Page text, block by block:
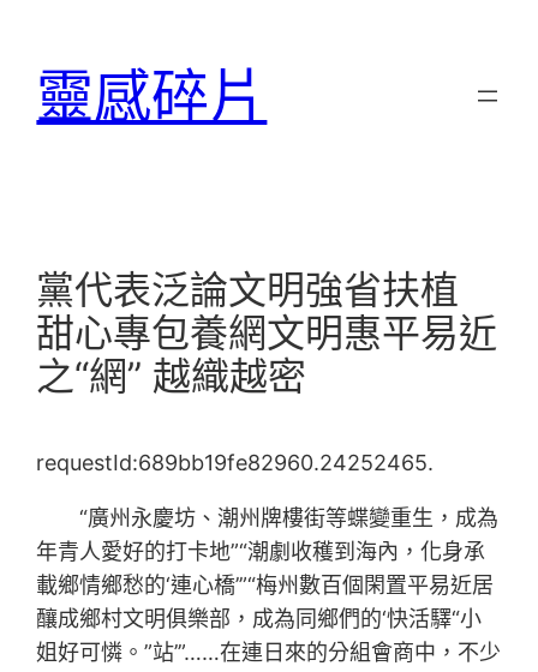
靈感碎片
黨代表泛論文明強省扶植
甜心專包養網文明惠平易近
之“網” 越織越密
requestId:689bb19fe82960.24252465.
“廣州永慶坊、潮州牌樓街等蝶變重生，成為
年青人愛好的打卡地”“潮劇收穫到海內，化身承
載鄉情鄉愁的‘連心橋’”“梅州數百個閑置平易近居
釀成鄉村文明俱樂部，成為同鄉們的‘快活驛“小
姐好可憐。”站’”……在連日來的分組會商中，不少